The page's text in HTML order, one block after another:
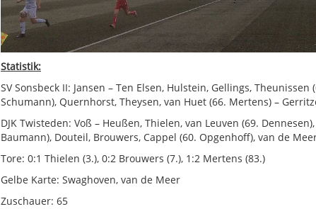
Statistik:
SV Sonsbeck II: Jansen – Ten Elsen, Hulstein, Gellings, Theunissen
Schumann), Quernhorst, Theysen, van Huet (66. Mertens) –
DJK Twisteden: Voß – Heußen, Thielen, van Leuven (69.
Baumann), Douteil, Brouwers, Cappel (60. Opgenhoff), van de
Tore: 0:1 Thielen (3.), 0:2 Brouwers (7.), 1:2 Mertens (83.)
Gelbe Karte: Swaghoven, van de Meer
Zuschauer: 65